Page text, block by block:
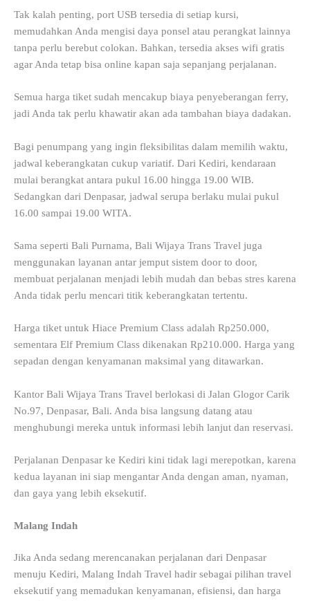
Tak kalah penting, port USB tersedia di setiap kursi,
memudahkan Anda mengisi daya ponsel atau perangkat lainnya
tanpa perlu berebut colokan. Bahkan, tersedia akses wifi gratis
agar Anda tetap bisa online kapan saja sepanjang perjalanan.
Semua harga tiket sudah mencakup biaya penyeberangan ferry,
jadi Anda tak perlu khawatir akan ada tambahan biaya dadakan.
Bagi penumpang yang ingin fleksibilitas dalam memilih waktu,
jadwal keberangkatan cukup variatif. Dari Kediri, kendaraan
mulai berangkat antara pukul 16.00 hingga 19.00 WIB.
Sedangkan dari Denpasar, jadwal serupa berlaku mulai pukul
16.00 sampai 19.00 WITA.
Sama seperti Bali Purnama, Bali Wijaya Trans Travel juga
menggunakan layanan antar jemput sistem door to door,
membuat perjalanan menjadi lebih mudah dan bebas stres karena
Anda tidak perlu mencari titik keberangkatan tertentu.
Harga tiket untuk Hiace Premium Class adalah Rp250.000,
sementara Elf Premium Class dikenakan Rp210.000. Harga yang
sepadan dengan kenyamanan maksimal yang ditawarkan.
Kantor Bali Wijaya Trans Travel berlokasi di Jalan Glogor Carik
No.97, Denpasar, Bali. Anda bisa langsung datang atau
menghubungi mereka untuk informasi lebih lanjut dan reservasi.
Perjalanan Denpasar ke Kediri kini tidak lagi merepotkan, karena
kedua layanan ini siap mengantar Anda dengan aman, nyaman,
dan gaya yang lebih eksekutif.
Malang Indah
Jika Anda sedang merencanakan perjalanan dari Denpasar
menuju Kediri, Malang Indah Travel hadir sebagai pilihan travel
eksekutif yang memadukan kenyamanan, efisiensi, dan harga